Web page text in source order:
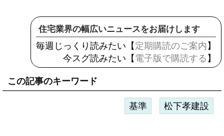
住宅業界の幅広いニュースをお届けします
毎週じっくり読みたい【 定期購読のご案内 】
今スグ読みたい【 電子版で購読する 】
この記事のキーワード
基準 松下孝建設